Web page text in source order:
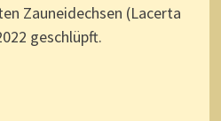
Zauneidechsen (Lacerta
geschlüpft.